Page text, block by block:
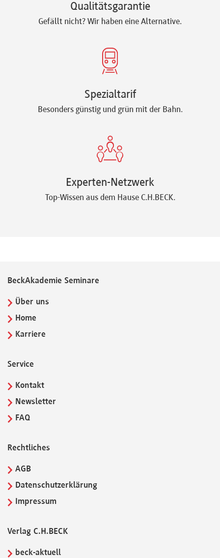
Qualitätsgarantie
Gefällt nicht? Wir haben eine Alternative.
Spezialtarif
Besonders günstig und grün mit der Bahn.
Experten-Netzwerk
Top-Wissen aus dem Hause C.H.BECK.
BeckAkademie Seminare
Über uns
Home
Karriere
Service
Kontakt
Newsletter
FAQ
Rechtliches
AGB
Datenschutzerklärung
Impressum
Verlag C.H.BECK
beck-aktuell